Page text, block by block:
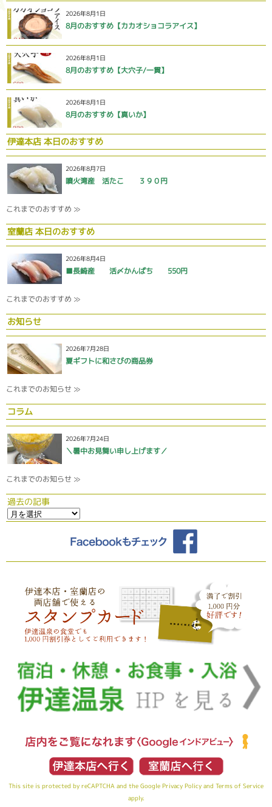
2026年8月1日
8月のおすすめ【カカオショコラアイス】
2026年8月1日
8月のおすすめ【大穴子/一貫】
2026年8月1日
8月のおすすめ【真いか】
伊達本店 本日のおすすめ
2026年8月7日
噴火湾産 活たこ ３９０円
これまでのおすすめ ≫
室蘭店 本日のおすすめ
2026年8月4日
■長崎産 活〆かんぱち 550円
これまでのおすすめ ≫
お知らせ
2026年7月28日
夏ギフトに和さびの商品券
これまでのお知らせ ≫
コラム
2026年7月24日
＼暑中お見舞い申し上げます／
これまでのお知らせ ≫
過去の記事
This site is protected by reCAPTCHA and the Google Privacy Policy and Terms of Service
apply.